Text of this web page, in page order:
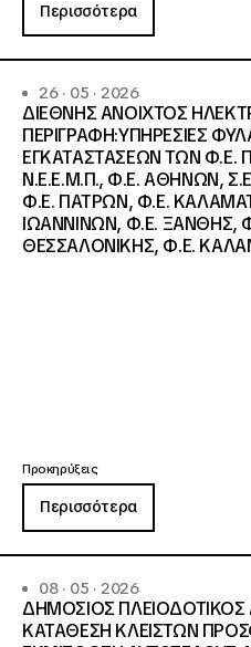
Περισσότερα
26 · 05 · 2026
ΔΙΕΘΝΗΣ ΑΝΟΙΧΤΟΣ
ΠΕΡΙΓΡΑΦΗ:ΥΠΗΡΕΣΙΕΣ
ΕΓΚΑΤΑΣΤΑΣΕΩΝ ΤΩΝ Φ.Ε.
Ν.Ε.Ε.Μ.Π., Φ.Ε. ΑΘΗΝΩΝ, Σ.Ε.
Φ.Ε. ΠΑΤΡΩΝ, Φ.Ε.
ΙΩΑΝΝΙΝΩΝ, Φ.Ε. ΞΑΝΘΗΣ,
ΘΕΣΣΑΛΟΝΙΚΗΣ, Φ.Ε.
Προκηρύξεις
Περισσότερα
08 · 05 · 2026
ΔΗΜΟΣΙΟΣ ΠΛΕΙΟΔΟΤΙΚΟΣ
ΚΑΤΑΘΕΣΗ ΚΛΕΙΣΤΩΝ